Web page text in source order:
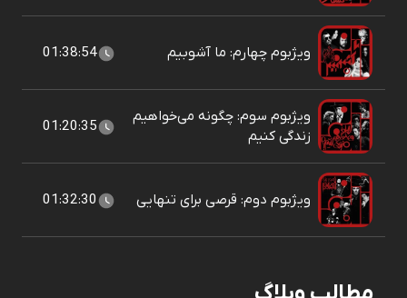
ویژبوم چهارم: ما آشوبیم 01:38:54
ویژبوم سوم: چگونه می‌خواهیم
زندگی کنیم
01:20:35
ویژبوم دوم: قرصی برای تنهایی 01:32:30